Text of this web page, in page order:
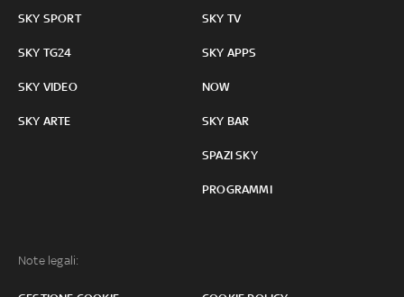
SKY SPORT
SKY TG24
SKY VIDEO
SKY ARTE
SKY TV
SKY APPS
NOW
SKY BAR
SPAZI SKY
PROGRAMMI
Note legali: